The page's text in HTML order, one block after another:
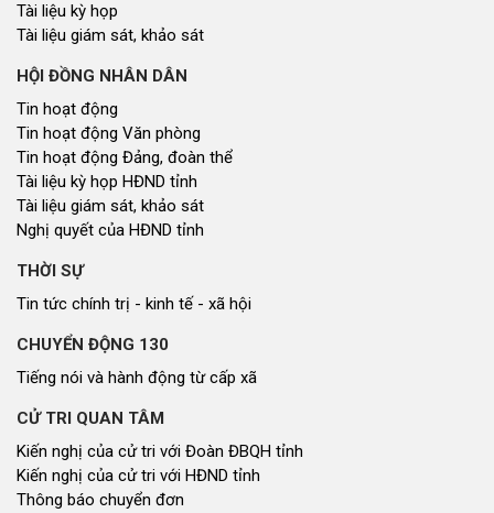
Tài liệu kỳ họp
Tài liệu giám sát, khảo sát
HỘI ĐỒNG NHÂN DÂN
Tin hoạt động
Tin hoạt động Văn phòng
Tin hoạt động Đảng, đoàn thể
Tài liệu kỳ họp HĐND tỉnh
Tài liệu giám sát, khảo sát
Nghị quyết của HĐND tỉnh
THỜI SỰ
Tin tức chính trị - kinh tế - xã hội
CHUYỂN ĐỘNG 130
Tiếng nói và hành động từ cấp xã
CỬ TRI QUAN TÂM
Kiến nghị của cử tri với Đoàn ĐBQH tỉnh
Kiến nghị của cử tri với HĐND tỉnh
Thông báo chuyển đơn